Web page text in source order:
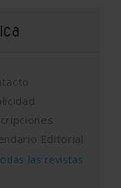
Editorial
las revistas